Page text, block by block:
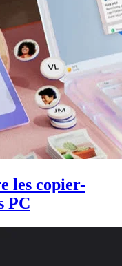
les copier-
PC